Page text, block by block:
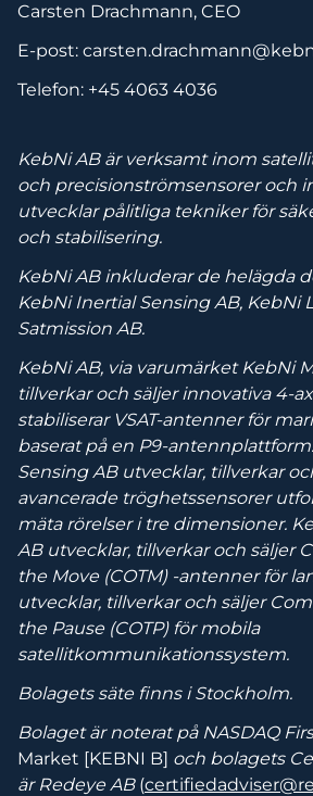
Carsten Drachmann, CEO
E-post:
Telefon: +45 4063 4036
KebNi AB är verksamt inom
och precisionströmsensorer och
utvecklar pålitliga tekniker för
och stabilisering.
KebNi AB inkluderar de helägda
KebNi Inertial Sensing AB, KebNi
Satmission AB.
KebNi AB, via varumärket KebNi
tillverkar och säljer innovativa 4-
stabiliserar VSAT-antenner för
baserat på en P9-
Sensing AB utvecklar, tillverkar
avancerade tröghetssensorer
mäta rörelser i tre dimensioner.
AB utvecklar, tillverkar och säljer
the Move (COTM) -antenner för
utvecklar, tillverkar och säljer
the Pause (COTP) för mobila
satellitkommunikationssystem.
Bolagets säte finns i Stockholm.
Bolagetär noterat på NASDAQ
Market [KEBNI B] och bolagets
är Redeye AB (